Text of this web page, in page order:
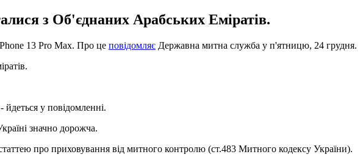
з Об'єднаних Арабських Еміратів.
13 Pro Max. Про це повідомляє Державна митна служба у п'ятницю, 24 грудня.
у повідомленні.
значно дорожча.
про приховування від митного контролю (ст.483 Митного кодексу України).